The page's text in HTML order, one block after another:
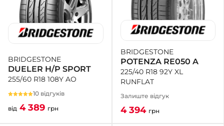
BRIDGESTONE
DUELER H/P SPORT
255/60 R18 108Y AO
10 відгуків
від 4 389 грн
BRIDGESTONE
POTENZA RE050 A
225/40 R18 92Y XL
RUNFLAT
Залиште відгук
4 394 грн